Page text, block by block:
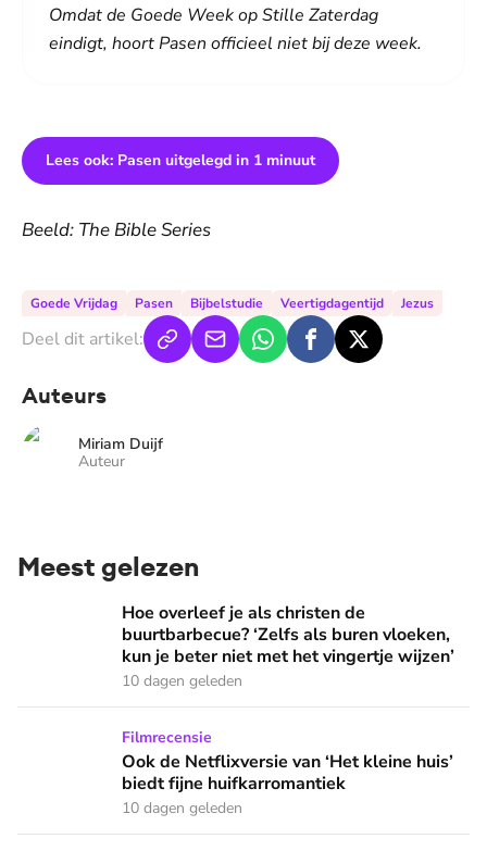
Omdat de Goede Week op Stille Zaterdag
eindigt, hoort Pasen officieel niet bij deze week.
Lees ook: Pasen uitgelegd in 1 minuut
Beeld: The Bible Series
Goede Vrijdag Pasen Bijbelstudie Veertigdagentijd Jezus
Deel dit artikel:
Auteurs
Miriam Duijf
Auteur
Meest gelezen
Hoe overleef je als christen de buurtbarbecue? ‘Zelfs als
Hoe overleef je als christen de
buurtbarbecue? ‘Zelfs als buren vloeken,
kun je beter niet met het vingertje wijzen’
10 dagen geleden
Ook de Netflixversie van ‘Het kleine huis’ biedt fijne
Filmrecensie
Ook de Netflixversie van ‘Het kleine huis’
biedt fijne huifkarromantiek
10 dagen geleden